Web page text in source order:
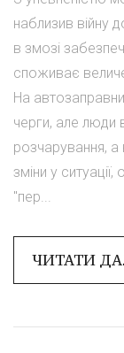
наблизив війну
в змозі
споживає
На
черги, але люди
розчарування, а
зміни у
"пер...
ЧИТАТИ